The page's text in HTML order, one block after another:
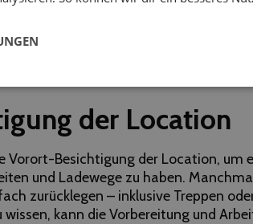
, ungefähre Gästezahl und
Zeitpunkt noch nicht unbedingt
biete ich das „Du“ an, was auch das
wird. Denn eine Hochzeitsfeier ist ja
der Location
Vorort-Besichtigung der Location, um
und Ladewege zu haben.
zurücklegen – inklusive Treppen
wissen, kann die Vorbereitung und